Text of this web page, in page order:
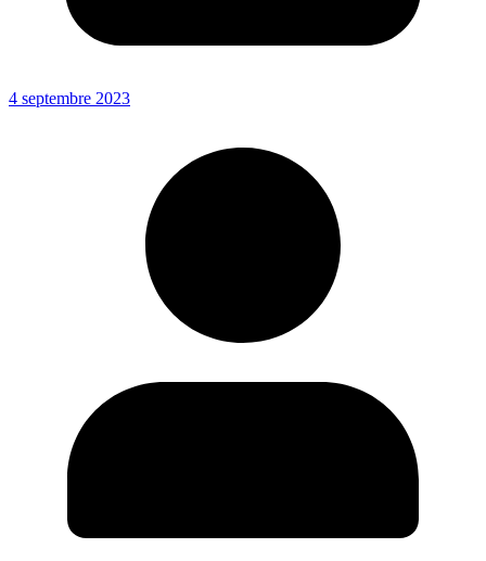
4 septembre 2023